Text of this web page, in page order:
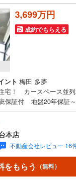
3,699万円
成約でもらえる
ント 梅田 多夢
宅！ カースペース並
保証付 地盤20年保証
みを大きく2つに分けて
建・マンション・土地...
ております。更に教育施
などの地域情報を総合し
て頂けるよう、しっか
経験豊富なスタッフ＞
本店
不動産会社レビュー 16
をもらう （無料）